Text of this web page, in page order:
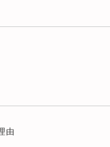
由